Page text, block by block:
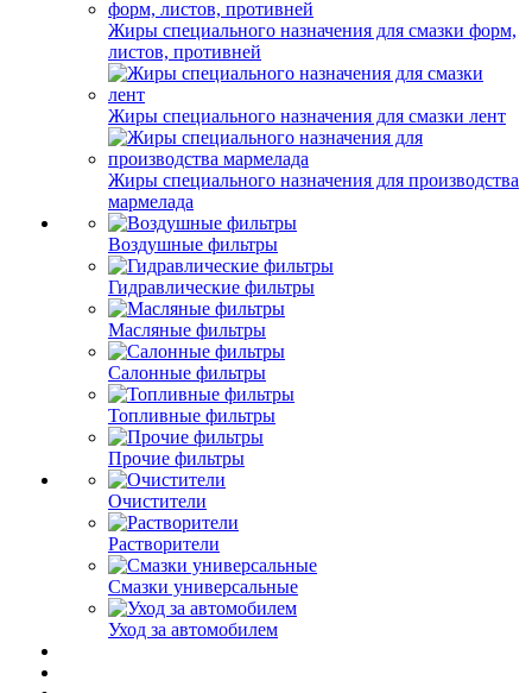
Жиры специального назначения для смазки форм,
листов, противней
Жиры специального назначения для смазки лент
Жиры специального назначения для производства
мармелада
Воздушные фильтры
Гидравлические фильтры
Масляные фильтры
Салонные фильтры
Топливные фильтры
Прочие фильтры
Очистители
Растворители
Смазки универсальные
Уход за автомобилем